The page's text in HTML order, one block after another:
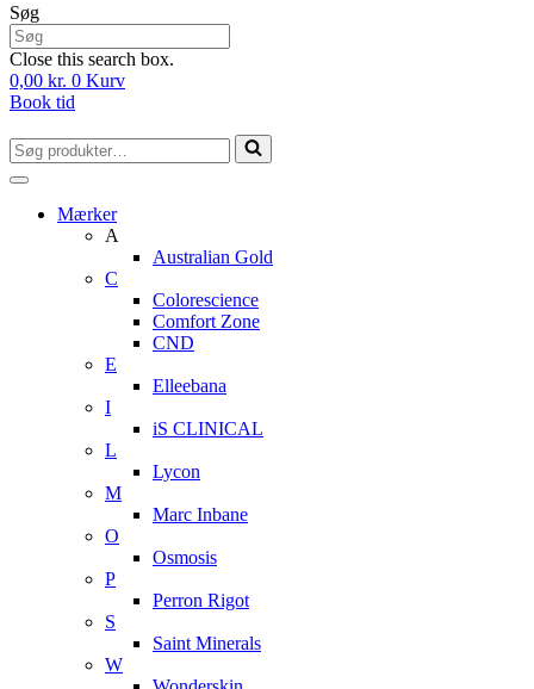
Søg
Close this search box.
0,00 kr. 0 Kurv
Book tid
Søg
efter...
Mærker
A
Australian Gold
C
Colorescience
Comfort Zone
CND
E
Elleebana
I
iS CLINICAL
L
Lycon
M
Marc Inbane
O
Osmosis
P
Perron Rigot
S
Saint Minerals
W